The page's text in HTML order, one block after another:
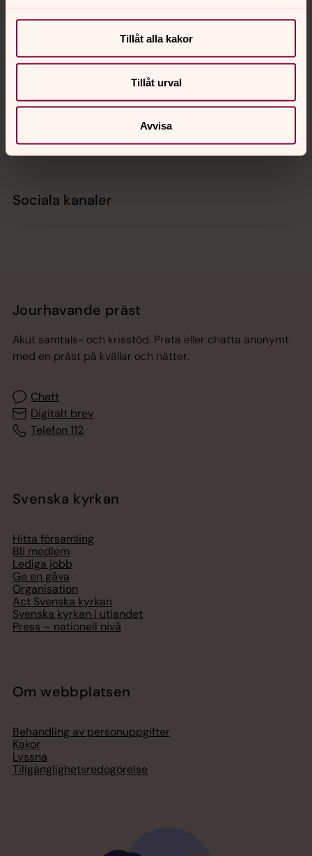
Tillåt alla kakor
Tillåt urval
Avvisa
Kalender
Hitta snabbt
Sociala kanaler
Jourhavande präst
Akut samtals- och krisstöd. Prata eller chatta anonymt
med en präst på kvällar och nätter.
Chatt
Digitalt brev
Telefon 112
Svenska kyrkan
Hitta församling
Bli medlem
Lediga jobb
Ge en gåva
Organisation
Act Svenska kyrkan
Svenska kyrkan i utlandet
Press – nationell nivå
Om webbplatsen
Behandling av personuppgifter
Kakor
Lyssna
Tillgänglighetsredogörelse